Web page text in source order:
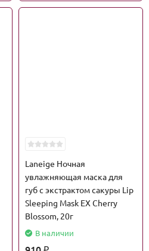
Laneige Ночная
увлажняющая маска для
губ с экстрактом сакуры Lip
Sleeping Mask EX Cherry
Blossom, 20г
В наличии